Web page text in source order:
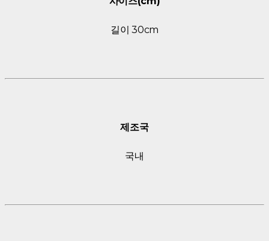
길이 30cm
제조국
국내